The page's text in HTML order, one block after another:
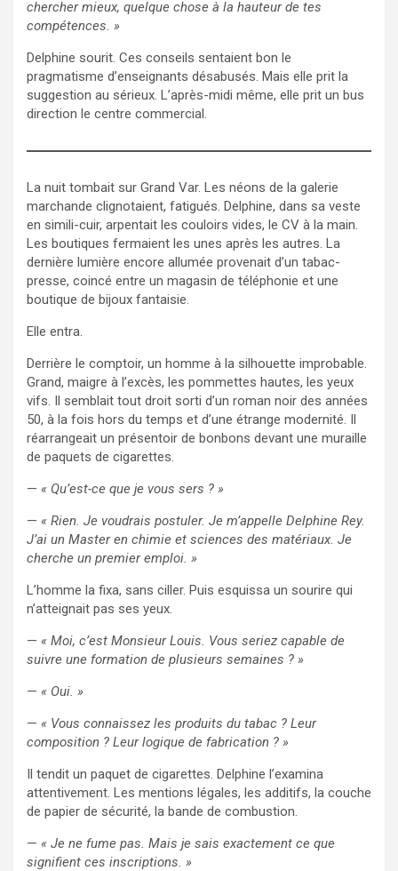
chercher mieux, quelque chose à la hauteur de tes
compétences. »
Delphine sourit. Ces conseils sentaient bon le
pragmatisme d’enseignants désabusés. Mais elle prit la
suggestion au sérieux. L’après-midi même, elle prit un bus
direction le centre commercial.
La nuit tombait sur Grand Var. Les néons de la galerie
marchande clignotaient, fatigués. Delphine, dans sa veste
en simili-cuir, arpentait les couloirs vides, le CV à la main.
Les boutiques fermaient les unes après les autres. La
dernière lumière encore allumée provenait d’un tabac-
presse, coincé entre un magasin de téléphonie et une
boutique de bijoux fantaisie.
Elle entra.
Derrière le comptoir, un homme à la silhouette improbable.
Grand, maigre à l’excès, les pommettes hautes, les yeux
vifs. Il semblait tout droit sorti d’un roman noir des années
50, à la fois hors du temps et d’une étrange modernité. Il
réarrangeait un présentoir de bonbons devant une muraille
de paquets de cigarettes.
— « Qu’est-ce que je vous sers ? »
— « Rien. Je voudrais postuler. Je m’appelle Delphine Rey.
J’ai un Master en chimie et sciences des matériaux. Je
cherche un premier emploi. »
L’homme la fixa, sans ciller. Puis esquissa un sourire qui
n’atteignait pas ses yeux.
— « Moi, c’est Monsieur Louis. Vous seriez capable de
suivre une formation de plusieurs semaines ? »
— « Oui. »
— « Vous connaissez les produits du tabac ? Leur
composition ? Leur logique de fabrication ? »
Il tendit un paquet de cigarettes. Delphine l’examina
attentivement. Les mentions légales, les additifs, la couche
de papier de sécurité, la bande de combustion.
— « Je ne fume pas. Mais je sais exactement ce que
signifient ces inscriptions. »